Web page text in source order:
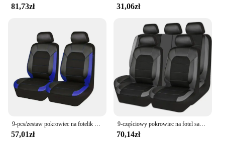
81,73zł 31,06zł
57,01zł
9-częściowy pokrowiec na fotel samochodowy Skóra samochodowa Oddychająca tkanina Uniwersalna poduszka na fotel samochodowy ze skóry Pu Przednie i tylne siedzenie Pełna ochrona
70,14zł